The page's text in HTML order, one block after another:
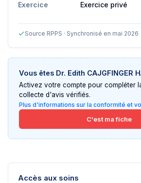
Exercice Exercice privé
Source RPPS · Synchronisé en mai 2026
Vous êtes Dr. Edith CAJGFINGER
Activez votre compte pour compléter
collecte d'avis vérifiés.
Plus d'informations sur la conformité et
C'est ma fiche
Accès aux soins